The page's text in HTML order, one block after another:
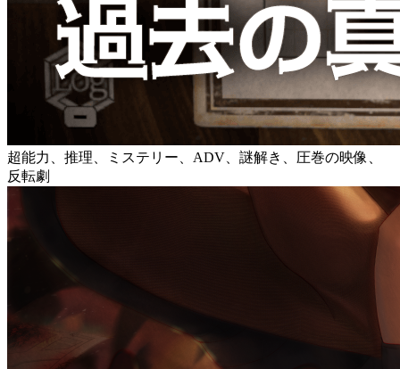
超能力、推理、ミステリー、ADV、謎解き、圧巻の映像、
反転劇